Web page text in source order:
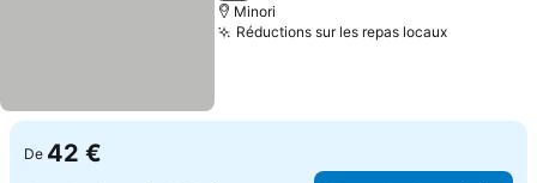
Minori
Réductions sur les repas locaux
De 42 €